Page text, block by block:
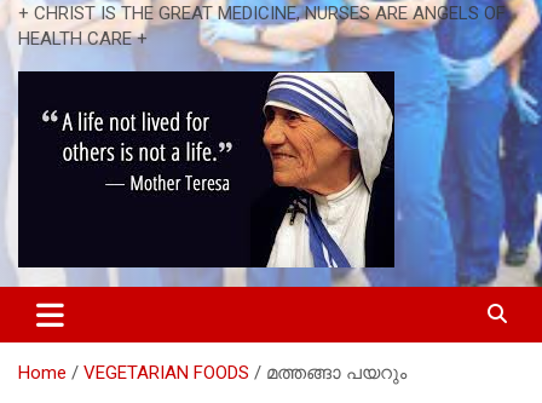
+ CHRIST IS THE GREAT MEDICINE, NURSES ARE ANGELS OF
HEALTH CARE +
Home VEGETARIAN FOODS മത്തങ്ങാ പയറും